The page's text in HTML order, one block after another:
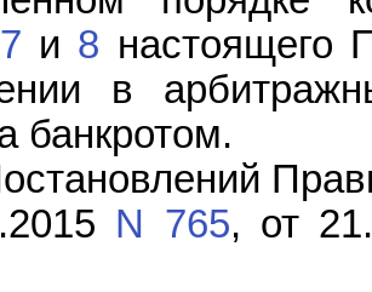
и 8 настоящего
в
банкротом.
N 765, от